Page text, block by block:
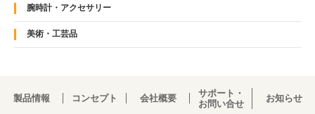
腕時計・アクセサリー
美術・工芸品
製品情報 コンセプト 会社概要
サポート・
お問い合せ
お知らせ